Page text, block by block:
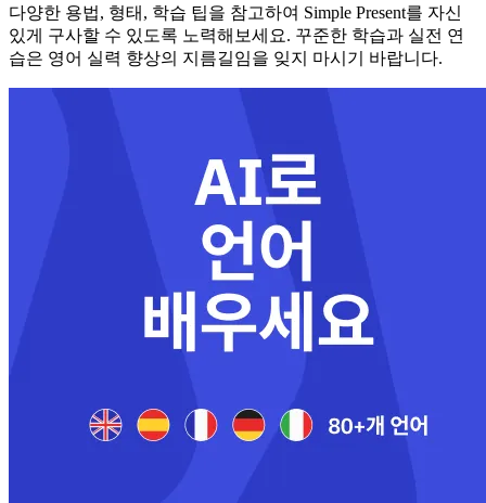
다양한 용법, 형태, 학습 팁을 참고하여 Simple Present를 자신
있게 구사할 수 있도록 노력해보세요. 꾸준한 학습과 실전 연
습은 영어 실력 향상의 지름길임을 잊지 마시기 바랍니다.